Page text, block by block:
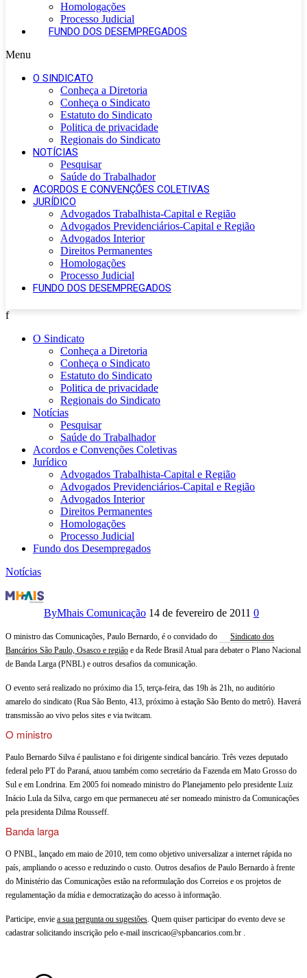
Homologações
Processo Judicial
FUNDO DOS DESEMPREGADOS
Menu
O SINDICATO
Conheça a Diretoria
Conheça o Sindicato
Estatuto do Sindicato
Politica de privacidade
Regionais do Sindicato
NOTÍCIAS
Pesquisar
Saúde do Trabalhador
ACORDOS E CONVENÇÕES COLETIVAS
JURÍDICO
Advogados Trabalhista-Capital e Região
Advogados Previdenciários-Capital e Região
Advogados Interior
Direitos Permanentes
Homologações
Processo Judicial
FUNDO DOS DESEMPREGADOS
f
O Sindicato
Conheça a Diretoria
Conheça o Sindicato
Estatuto do Sindicato
Politica de privacidade
Regionais do Sindicato
Notícias
Pesquisar
Saúde do Trabalhador
Acordos e Convenções Coletivas
Jurídico
Advogados Trabalhista-Capital e Região
Advogados Previdenciários-Capital e Região
Advogados Interior
Direitos Permanentes
Homologações
Processo Judicial
Fundo dos Desempregados
Notícias
Ministro
Comunicações
falará
ao
vivo
sobre
PNBL
na
Rede
Brasil
Atual
ByMhais Comunicação 14 de fevereiro de 2011 0
O ministro das Comunicações, Paulo Bernardo, é o convidado do
Sindicato dos
Bancários São Paulo, Osasco e região e da Rede Brasil Atual para debater o Plano Nacional
de Banda Larga (PNBL) e outros desafios da comunicação.
O evento será realizado no próximo dia 15, terça-feira, das 19h às 21h, no auditório
amarelo do sindicato (Rua São Bento, 413, próximo à estação São Bento do metrô). Haverá
transmissão ao vivo pelos sites e via twitcam.
O ministro
Paulo Bernardo Silva é paulistano e foi dirigente sindical bancário. Três vezes deputado
federal pelo PT do Paraná, atuou também como secretário da Fazenda em Mato Grosso do
Sul e em Londrina. Em 2005 foi nomeado ministro do Planejamento pelo presidente Luiz
Inácio Lula da Silva, cargo em que permaneceu até ser nomeado ministro da Comunicações
pela presidenta Dilma Rousseff.
Banda larga
O PNBL, lançado em maio de 2010, tem como objetivo universalizar a internet rápida no
país, ampliando o acesso e reduzindo o custo. Outros desafios de Paulo Bernardo à frente
do Ministério das Comunicações estão na reformulação dos Correios e os projetos de
regulamentação da mídia e democratização do acesso à informação.
Participe, envie a sua pergunta ou sugestões. Quem quiser participar do evento deve se
cadastrar solicitando inscrição pelo e-mail inscricao@spbancarios.com.br .